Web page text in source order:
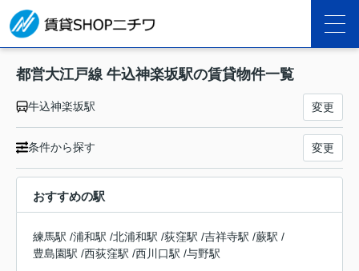
都営大江戸線 牛込神楽坂駅の賃貸物件一覧
牛込神楽坂駅 変更
条件から探す 変更
おすすめの駅
練馬駅 /浦和駅 /北浦和駅 /荻窪駅 /吉祥寺駅 /蕨駅 /
豊島園駅 /西荻窪駅 /西川口駅 /与野駅